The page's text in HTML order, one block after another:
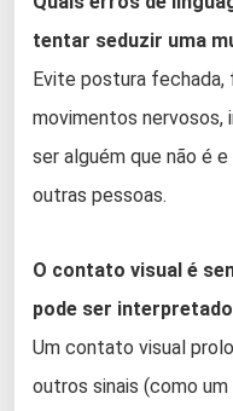
tentar seduzir uma
Evite postura
movimentos nervosos,
ser alguém que não é
outras pessoas.
O contato visual é
pode ser
Um contato visual
outros sinais (como